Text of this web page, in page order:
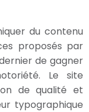
du contenu
proposés par
de gagner
Le site
de qualité et
typographique